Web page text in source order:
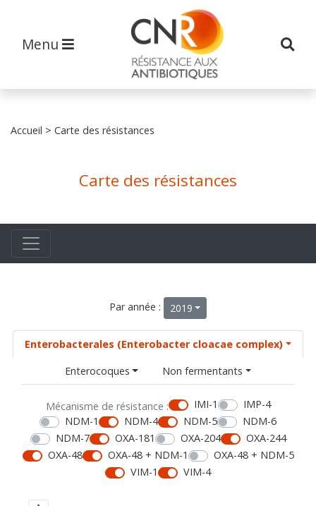
Menu
Accueil > Carte des résistances
Carte des résistances
Par année : 2019
Enterobacterales (Enterobacter cloacae complex)
Enterocoques
Non fermentants
Mécanisme de résistance : IMI-1
IMP-4
NDM-1
NDM-4 NDM-5
NDM-6
NDM-7
OXA-181 OXA-204
OXA-244
OXA-48
OXA-48 + NDM-1
OXA-48 + NDM-5
VIM-1
VIM-4